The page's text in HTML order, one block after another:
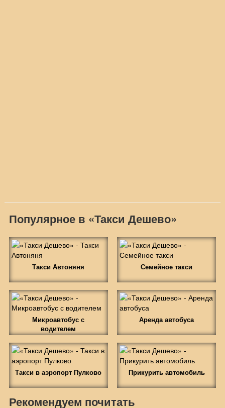
Популярное в «Такси Дешево»
Такси Автоняня Семейное такси
Микроавтобус с
водителем
Аренда автобуса
Такси в аэропорт Пулково Прикурить автомобиль
Рекомендуем почитать